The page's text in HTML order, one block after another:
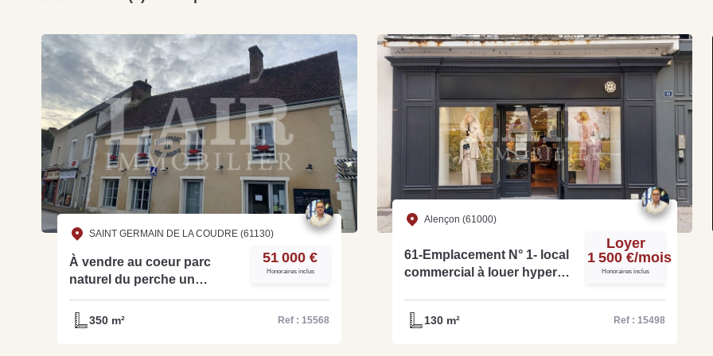
SAINT GERMAIN DE LA COUDRE (61130)
À vendre au coeur parc
naturel du perche un
restaurant traditionnel- Réf
15568
51 000 €
Honoraires inclus
350 m² Ref : 15568
Alençon (61000)
61-Emplacement N° 1- local
commercial à louer hyper
Loyer
1 500 €/mois
Honoraires inclus
130 m² Ref : 15498